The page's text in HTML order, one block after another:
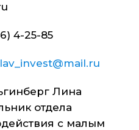
4-25-85
Лина
отдела
с малым